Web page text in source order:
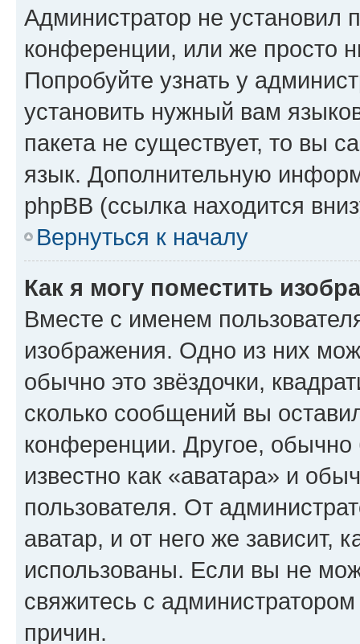
Администратор не установил
конференции, или же просто
Попробуйте узнать у
установить нужный вам
пакета не существует, то вы
язык. Дополнительную
phpBB (ссылка находится
Вернуться к началу
Как я могу поместить
Вместе с именем
изображения. Одно из них
обычно это звёздочки,
сколько сообщений вы
конференции. Другое,
известно как «аватара» и
пользователя. От
аватар, и от него же зависит,
использованы. Если вы не
свяжитесь с
причин.